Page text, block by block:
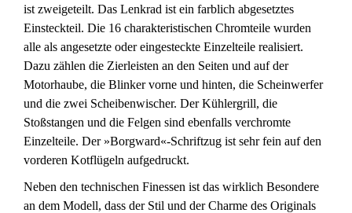
ist zweigeteilt. Das Lenkrad ist ein farblich abgesetztes
Einsteckteil. Die 16 charakteristischen Chromteile wurden
alle als angesetzte oder eingesteckte Einzelteile realisiert.
Dazu zählen die Zierleisten an den Seiten und auf der
Motorhaube, die Blinker vorne und hinten, die Scheinwerfer
und die zwei Scheibenwischer. Der Kühlergrill, die
Stoßstangen und die Felgen sind ebenfalls verchromte
Einzelteile. Der »Borgward«-Schriftzug ist sehr fein auf den
vorderen Kotflügeln aufgedruckt.
Neben den technischen Finessen ist das wirklich Besondere
an dem Modell, dass der Stil und der Charme des Originals